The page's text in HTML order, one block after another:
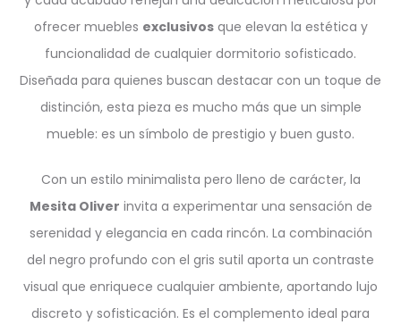
ofrecer muebles exclusivosque elevan la estética y
funcionalidad de cualquier dormitorio sofisticado.
Diseñada para quienes buscan destacar con un toque de
distinción, esta pieza es mucho más que un simple
mueble: es un símbolo de prestigio y buen gusto.
Con un estilo minimalista pero lleno de carácter, la
Mesita Oliver invita a experimentar una sensación de
serenidad y elegancia en cada rincón. La combinación
del negro profundo con el gris sutil aporta un contraste
visual que enriquece cualquier ambiente, aportando lujo
discreto y sofisticación. Es el complemento ideal para